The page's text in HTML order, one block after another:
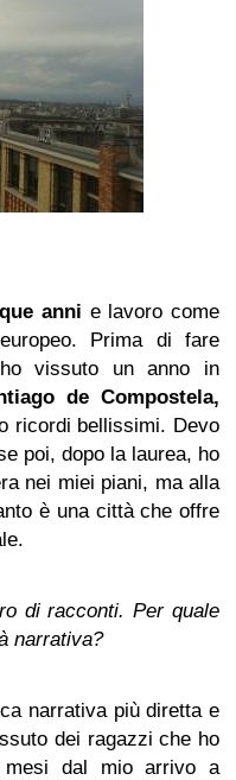
anni e lavoro come
Prima di fare
vissuto un anno in
de Compostela,
ricordi bellissimi. Devo
poi, dopo la laurea, ho
nei miei piani, ma alla
è una città che offre
di racconti. Per quale
narrativa?
narrativa più diretta e
dei ragazzi che ho
dal mio arrivo a